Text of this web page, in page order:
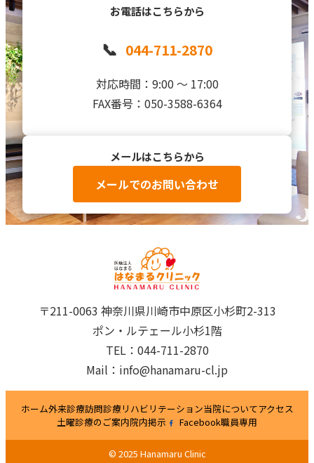
お電話はこちらから
📞 044-711-2870
対応時間：9:00 〜 17:00
FAX番号：050-3588-6364
メールはこちらから
メールでのお問い合わせ
〒211-0063 神奈川県川崎市中原区小杉町2-313
ポン・ルテェール小杉1階
TEL：044-711-2870
Mail：info@hanamaru-cl.jp
ホーム外来診療訪問診療リハビリテーション当院についてアクセス
土曜診療のご案内院内掲示 Facebook職員専用
© 2025 Hanamaru Clinic